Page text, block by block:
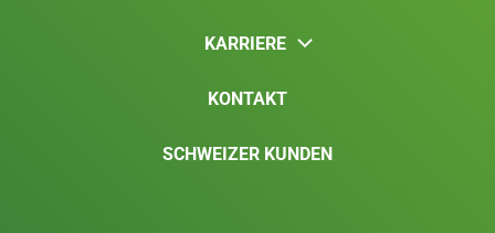
KARRIERE
KONTAKT
SCHWEIZER KUNDEN